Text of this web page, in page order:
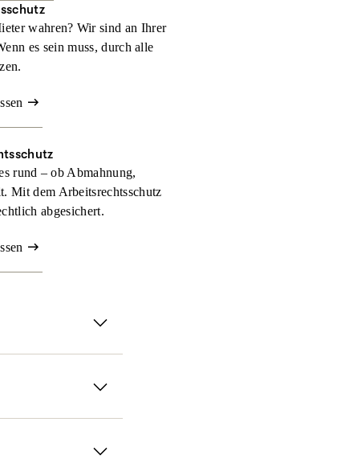
wahren? Wir sind an Ihrer
es sein muss, durch alle
rund – ob Abmahnung,
Mit dem Arbeitsrechtsschutz
abgesichert.